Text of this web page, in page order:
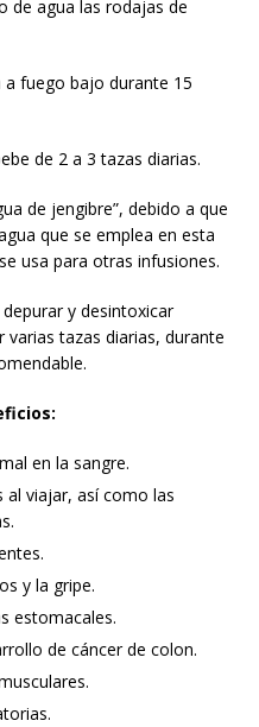
de agua las rodajas de
a fuego bajo durante 15
de 2 a 3 tazas diarias.
de jengibre”, debido a que
que se emplea en esta
usa para otras infusiones.
y desintoxicar
tazas diarias, durante
en la sangre.
al viajar, así como las
y la gripe.
estomacales.
de cáncer de colon.